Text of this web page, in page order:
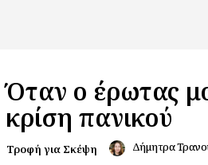
Όταν ο έρωτας
κρίση πανικού
Τροφή για Σκέψη Δήμητρα